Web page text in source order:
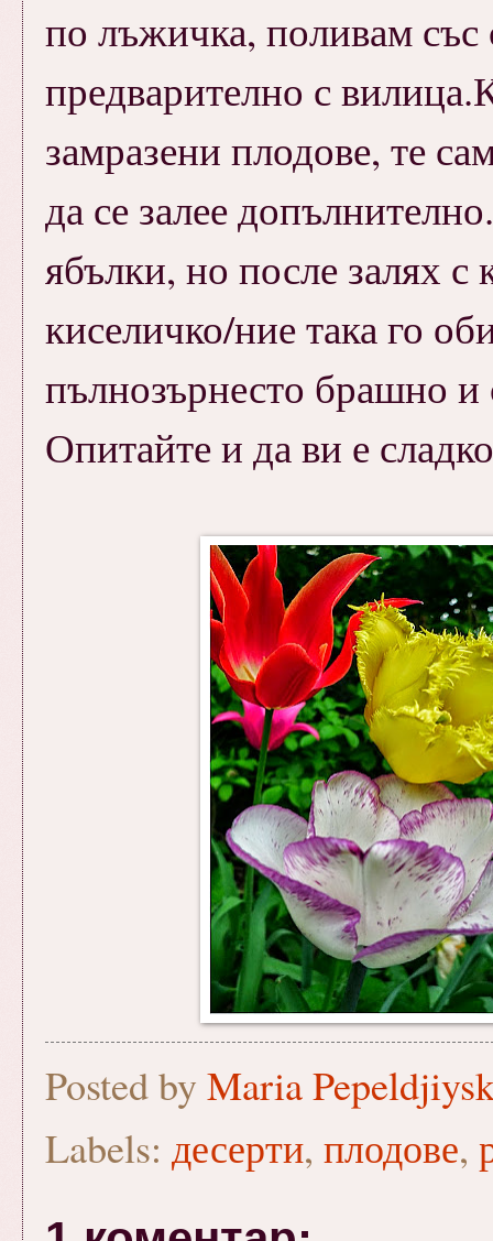
по лъжичка, поливам със
предварително с
замразени плодове, те
да се залее
ябълки, но после залях
киселичко/ние така го
пълнозърнесто брашно и
Опитайте и да ви е
Posted by Maria
Labels: десерти, плодове,